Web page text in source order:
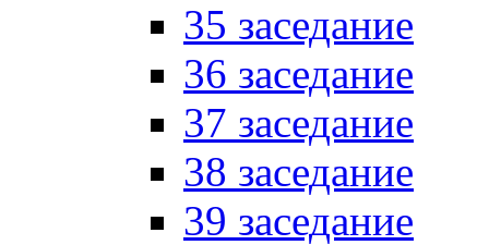
35 заседание
36 заседание
37 заседание
38 заседание
39 заседание